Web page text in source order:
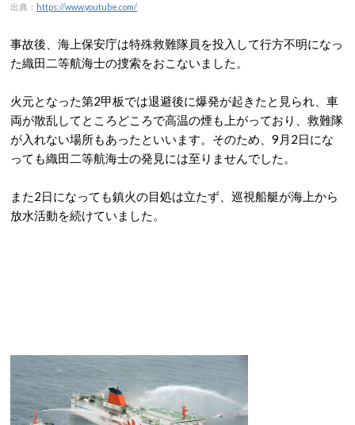
出典： https://www.youtube.com/
事故後、海上保安庁は特殊救難隊員を投入して行方不明になっ
た織田二等航海士の捜索をおこないました。
火元となった第2甲板では退避後に爆発が起きたと見られ、車
両が散乱してところどころで高温の煙も上がっており、救難隊
が入れない場所もあったといいます。そのため、9月2日にな
っても織田二等航海士の発見には至りませんでした。
また2日になっても鎮火の目処は立たず、巡視船艇が海上から
放水活動を続けていました。